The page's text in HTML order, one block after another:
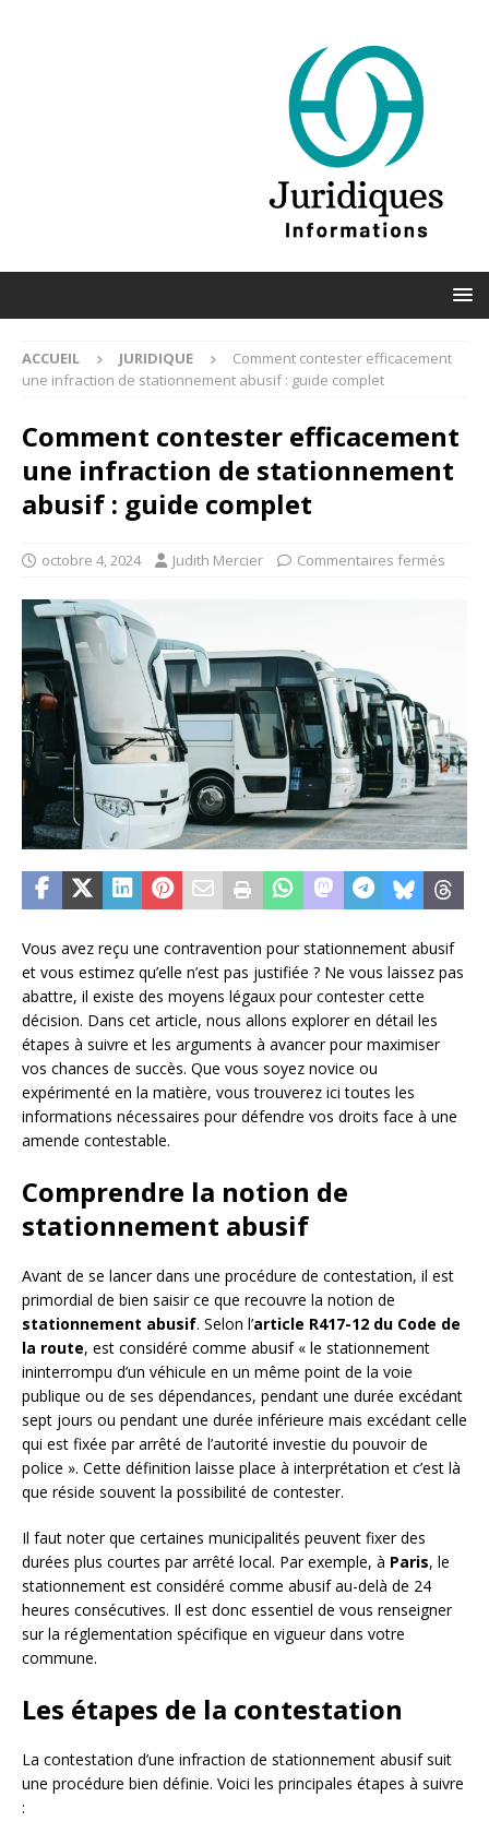
ACCUEIL JURIDIQUE
Comment contester efficacement
une infraction de stationnement abusif : guide complet
Comment contester efficacement
une infraction de stationnement
abusif : guide complet
octobre 4, 2024 Judith Mercier Commentaires fermés
Vous avez reçu une contravention pour stationnement abusif
et vous estimez qu’elle n’est pas justifiée ? Ne vous laissez pas
abattre, il existe des moyens légaux pour contester cette
décision. Dans cet article, nous allons explorer en détail les
étapes à suivre et les arguments à avancer pour maximiser
vos chances de succès. Que vous soyez novice ou
expérimenté en la matière, vous trouverez ici toutes les
informations nécessaires pour défendre vos droits face à une
amende contestable.
Comprendre la notion de
stationnement abusif
Avant de se lancer dans une procédure de contestation, il est
primordial de bien saisir ce que recouvre la notion de
stationnement abusif. Selon l’article R417-12 du Code de
la route, est considéré comme abusif « le stationnement
ininterrompu d’un véhicule en un même point de la voie
publique ou de ses dépendances, pendant une durée excédant
sept jours ou pendant une durée inférieure mais excédant celle
qui est fixée par arrêté de l’autorité investie du pouvoir de
police ». Cette définition laisse place à interprétation et c’est là
que réside souvent la possibilité de contester.
Il faut noter que certaines municipalités peuvent fixer des
durées plus courtes par arrêté local. Par exemple, à Paris, le
stationnement est considéré comme abusif au-delà de 24
heures consécutives. Il est donc essentiel de vous renseigner
sur la réglementation spécifique en vigueur dans votre
commune.
Les étapes de la contestation
La contestation d’une infraction de stationnement abusif suit
une procédure bien définie. Voici les principales étapes à suivre
: